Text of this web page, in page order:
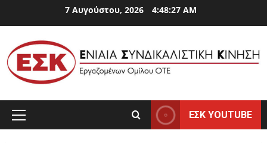
to
content
7 Αυγούστου, 2026 4:48:27 AM
Primary
ΕΣΚ YOUTUBE